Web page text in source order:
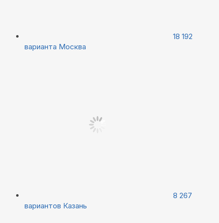
18 192
варианта Москва
8 267
вариантов Казань